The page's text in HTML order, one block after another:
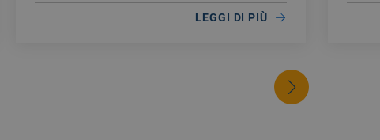
personale idoneo per la stipula di contratti a
LEGGI DI PIÙ